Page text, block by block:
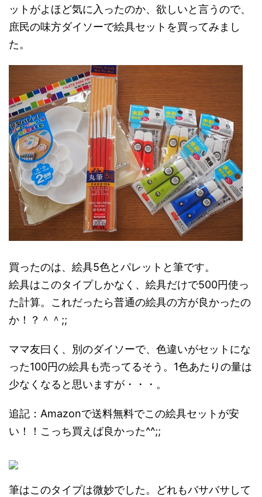
ットがよほど気に入ったのか、欲しいと言うので、
庶民の味方ダイソーで絵具セットを買ってみまし
た。
買ったのは、絵具5色とパレットと筆です。
絵具はこのタイプしかなく、絵具だけで500円使っ
た計算。これだったら普通の絵具の方が良かったの
か！？＾＾;;
ママ友曰く、別のダイソーで、色違いがセットにな
った100円の絵具も売ってるそう。1色あたりの量は
少なくなると思いますが・・・。
追記：Amazonで送料無料でこの絵具セットが安
い！！こっち買えば良かった^^;;
筆はこのタイプは微妙でした。どれもバサバサして